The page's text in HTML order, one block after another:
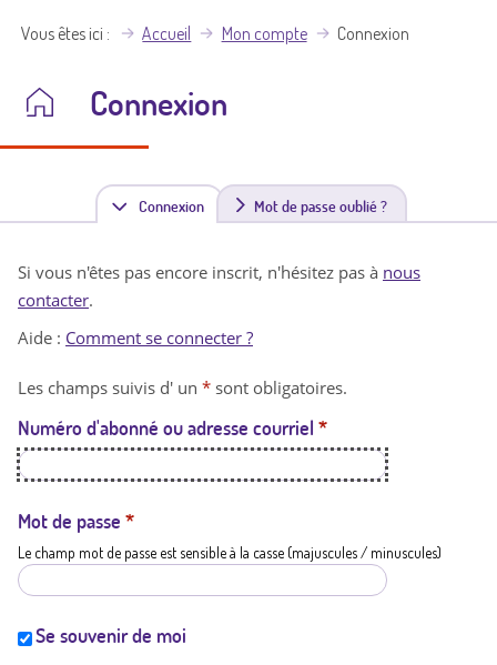
Vous êtes ici Accueil Mon compte Connexion
Connexion
Connexion(
n
t
a
t
i
Mot de passe oublié ?
Si vous n'êtes pas encore inscrit, n'hésitez pas à nous
contacter.
Aide : Comment se connecter ?
Les champs suivis d' un * sont obligatoires.
Numéro d'abonné ou adresse courriel *
Mot de passe *
Le champ mot de passe est sensible à la casse (majuscules / minuscules)
Se souvenir de moi